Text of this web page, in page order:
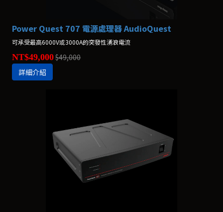
Power Quest 707 電源處理器 AudioQuest
可承受最高6000V或3000A的突發性湧浪電流
NT$49,000$49,000
詳細介紹